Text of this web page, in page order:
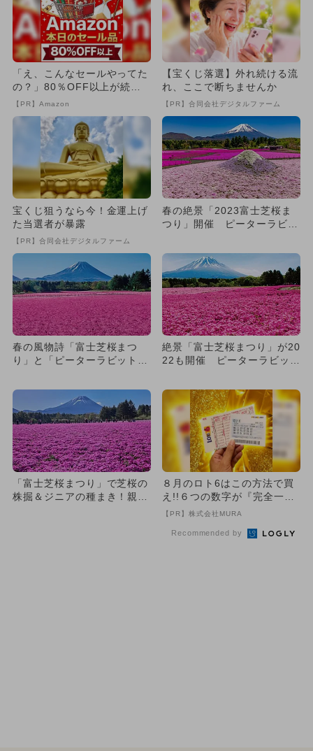
「え、こんなセールやってた
の？」80％OFF以上が続々
登場！Amazonの本気が...
【PR】Amazon
【宝くじ落選】外れ続ける流
れ、ここで断ちませんか
【PR】合同会社デジタルファーム
宝くじ狙うなら今！金運上げ
た当選者が暴露
【PR】合同会社デジタルファーム
春の絶景「2023富士芝桜ま
つり」開催 ピーターラビッ
春の風物詩「富士芝桜まつ
り」と「ピーターラビットイ
絶景「富士芝桜まつり」が20
22も開催 ピーターラビット
「富士芝桜まつり」で芝桜の
株掘＆ジニアの種まき！親子
８月のロト6はこの方法で買
え!!６つの数字が『完全一
致』する方法
【PR】株式会社MURA
Recommended by